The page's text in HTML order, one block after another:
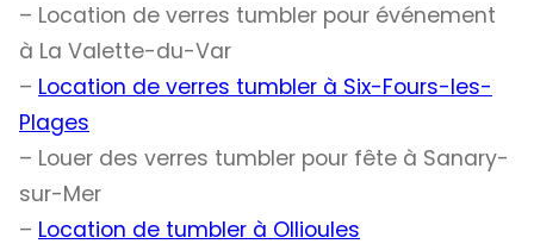
– Location de verres tumbler pour événement
à La Valette-du-Var
– Location de verres tumbler à Six-Fours-les-
Plages
– Louer des verres tumbler pour fête à Sanary-
sur-Mer
– Location de tumbler à Ollioules